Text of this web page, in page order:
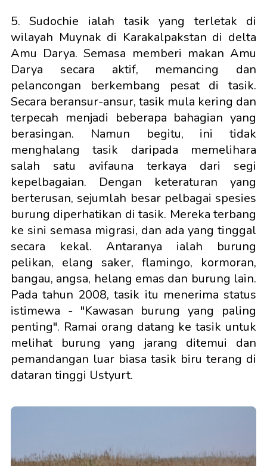
5. Sudochie ialah tasik yang terletak di
wilayah Muynak di Karakalpakstan di delta
Amu Darya. Semasa memberi makan Amu
Darya secara aktif, memancing dan
pelancongan berkembang pesat di tasik.
Secara beransur-ansur, tasik mula kering dan
terpecah menjadi beberapa bahagian yang
berasingan. Namun begitu, ini tidak
menghalang tasik daripada memelihara
salah satu avifauna terkaya dari segi
kepelbagaian. Dengan keteraturan yang
berterusan, sejumlah besar pelbagai spesies
burung diperhatikan di tasik. Mereka terbang
ke sini semasa migrasi, dan ada yang tinggal
secara kekal. Antaranya ialah burung
pelikan, elang saker, flamingo, kormoran,
bangau, angsa, helang emas dan burung lain.
Pada tahun 2008, tasik itu menerima status
istimewa - "Kawasan burung yang paling
penting". Ramai orang datang ke tasik untuk
melihat burung yang jarang ditemui dan
pemandangan luar biasa tasik biru terang di
dataran tinggi Ustyurt.